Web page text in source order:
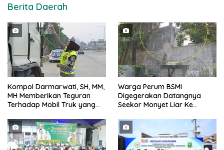
Berita Daerah
Kompol Darmarwati, SH, MM,
MH Memberikan Teguran
Terhadap Mobil Truk yang
Tanggerang Kota
Warga Perum BSMI
Digegerakan Datangnya
Seekor Monyet Liar Ke